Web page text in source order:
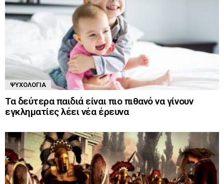
ΨΥΧΟΛΟΓΊΑ
Τα δεύτερα παιδιά είναι πιο πιθανό να γίνουν
εγκληματίες λέει νέα έρευνα